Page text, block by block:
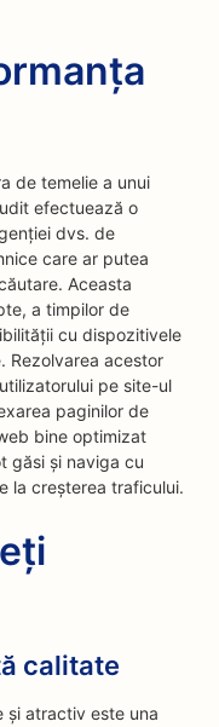
de temelie a unui
efectuează o
dvs. de
care ar putea
Aceasta
a timpilor de
cu dispozitivele
Rezolvarea acestor
pe site-ul
paginilor de
bine optimizat
găsi și naviga cu
la creșterea traficului.
calitate
și atractiv este una